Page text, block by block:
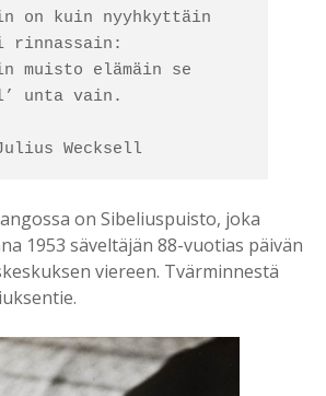
on kuin nyyhkyttäin
rinnassain:
muisto elämäin se
unta vain.
Wecksell
on Sibeliuspuisto, joka
1953 säveltäjän 88-vuotias päivän
viereen. Tvärminnestä